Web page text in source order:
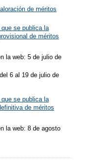
de méritos
se publica la
de méritos
la web: 5 de julio de
6 al 19 de julio de
se publica la
de méritos
la web: 8 de agosto